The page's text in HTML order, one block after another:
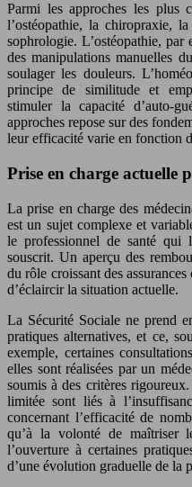
Parmi les approches les plus
l’ostéopathie, la chiropraxie,
sophrologie. L’ostéopathie,
des manipulations manuelles
soulager les douleurs.
principe de similitude et
stimuler la capacité d’auto-
approches repose sur des
leur efficacité varie en fonction
Prise en charge actuelle
La prise en charge des
est un sujet complexe et
le professionnel de santé qui
souscrit. Un aperçu des
du rôle croissant des
d’éclaircir la situation actuelle.
La Sécurité Sociale ne prend
pratiques alternatives, et ce,
exemple, certaines
elles sont réalisées par un
soumis à des critères
limitée sont liés à
concernant l’efficacité de
qu’à la volonté de maîtriser
l’ouverture à certaines
d’une évolution graduelle de la